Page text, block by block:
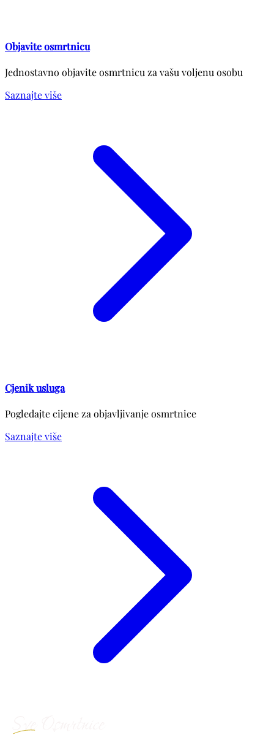
Objavite osmrtnicu
Jednostavno objavite osmrtnicu za vašu voljenu osobu
Saznajte više
Cjenik usluga
Pogledajte cijene za objavljivanje osmrtnice
Saznajte više